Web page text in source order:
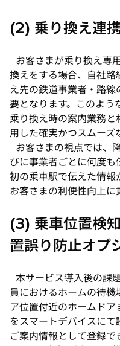
(2) 乗り換え連
お客さまが乗り換え専
換えをする場合、自社
え先の鉄道事業者・路
要となります。このよう
乗り換え時の案内業務
用した確実かつスムーズ
お客さまの視点では、
びに事業者ごとに何度
初の乗車駅で伝えた情報
お客さまの利便性向上に
(3) 乗車位置検
置誤り防止オプ
本サービス導入後の課
員におけるホームの待
ア位置付近のホームド
をスマートデバイスに
ご案内情報として登録で